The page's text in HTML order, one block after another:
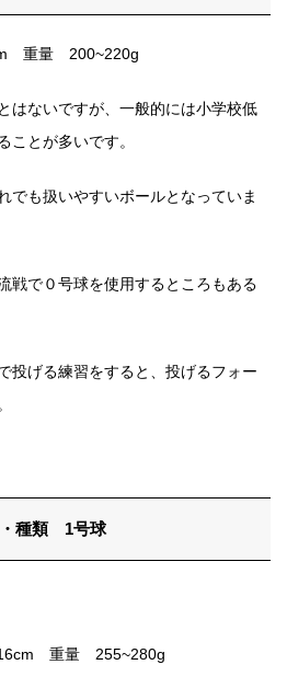
重量 200~220g
はないですが、 一般的には小学校低
ことが多いです。
でも扱いやすいボールとなっていま
戦で０号球を使用するところもある
投げる練習をすると、投げるフォー
・種類 1号球
重量 255~280g